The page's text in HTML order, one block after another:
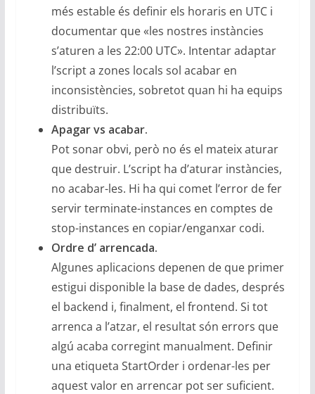
més estable és definir els horaris en UTC i
documentar que «les nostres instàncies
s’aturen a les 22:00 UTC». Intentar adaptar
l’script a zones locals sol acabar en
inconsistències, sobretot quan hi ha equips
distribuïts.
Apagar vs acabar.
Pot sonar obvi, però no és el mateix aturar
que destruir. L’script ha d’aturar instàncies,
no acabar-les. Hi ha qui comet l’error de fer
servir terminate-instances en comptes de
stop-instances en copiar/enganxar codi.
Ordre d’ arrencada.
Algunes aplicacions depenen de que primer
estigui disponible la base de dades, després
el backend i, finalment, el frontend. Si tot
arrenca a l’atzar, el resultat són errors que
algú acaba corregint manualment. Definir
una etiqueta StartOrder i ordenar-les per
aquest valor en arrencar pot ser suficient.